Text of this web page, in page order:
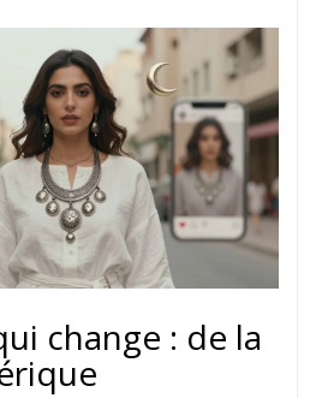
change : de la